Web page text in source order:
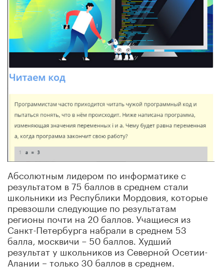
Абсолютным лидером по информатике с
результатом в 75 баллов в среднем стали
школьники из Республики Мордовия, которые
превзошли следующие по результатам
регионы почти на 20 баллов. Учащиеся из
Санкт-Петербурга набрали в среднем 53
балла, москвичи – 50 баллов. Худший
результат у школьников из Северной Осетии-
Алании – только 30 баллов в среднем.